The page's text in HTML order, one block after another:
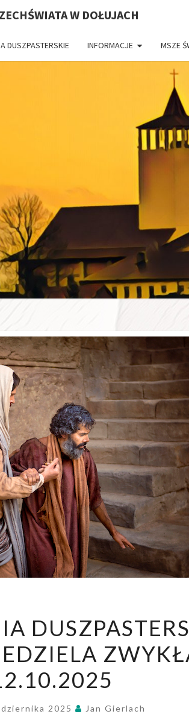
W DOŁUJACH
DUSZPASTERSKIE INFORMACJE MSZE
DUSZPASTERSKIE
XXVIII
NIEDZIELA
ZWYKŁA
12.10.2025
2025 Jan Gierlach